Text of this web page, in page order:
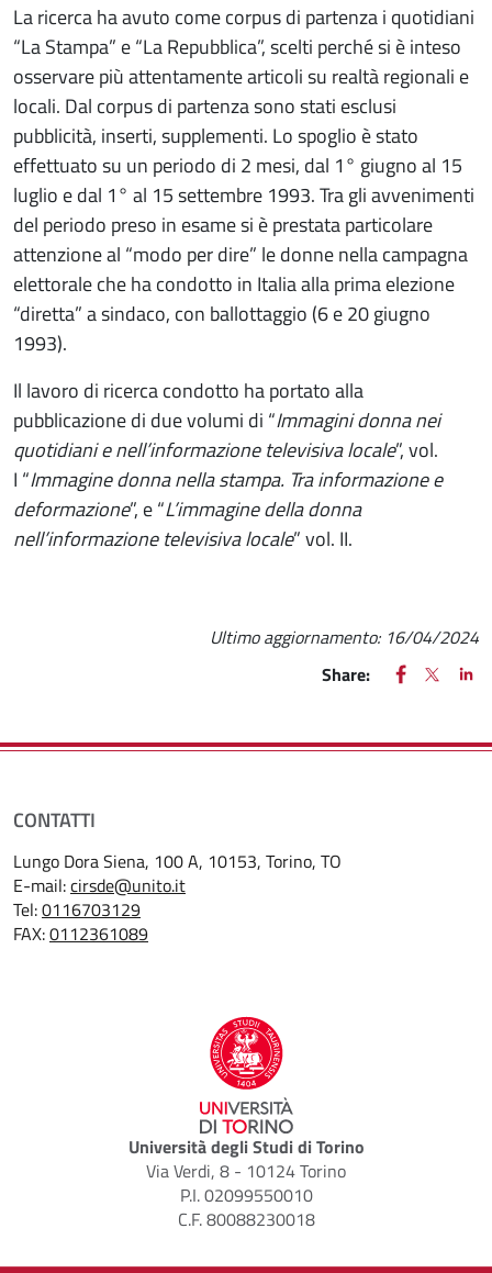
La ricerca ha avuto come corpus di partenza i quotidiani
“La Stampa” e “La Repubblica”, scelti perché si è inteso
osservare più attentamente articoli su realtà regionali e
locali. Dal corpus di partenza sono stati esclusi
pubblicità, inserti, supplementi. Lo spoglio è stato
effettuato su un periodo di 2 mesi, dal 1° giugno al 15
luglio e dal 1° al 15 settembre 1993. Tra gli avvenimenti
del periodo preso in esame si è prestata particolare
attenzione al “modo per dire” le donne nella campagna
elettorale che ha condotto in Italia alla prima elezione
“diretta” a sindaco, con ballottaggio (6 e 20 giugno
1993).
Il lavoro di ricerca condotto ha portato alla
pubblicazione di due volumi di “Immagini donna nei
quotidiani e nell’informazione televisiva locale”, vol.
I “Immagine donna nella stampa. Tra informazione e
deformazione”, e “L’immagine della donna
nell’informazione televisiva locale” vol. II.
Ultimo aggiornamento: 16/04/2024
Share:
FACEBOOK
(apre una
X
(apre
CONTATTI
Lungo Dora Siena, 100 A, 10153, Torino, TO
E-mail:cirsde@unito.it
Tel:0116703129
FAX:0112361089
Università degli Studi di Torino
Via Verdi, 8 - 10124 Torino
P.I. 02099550010
C.F. 80088230018